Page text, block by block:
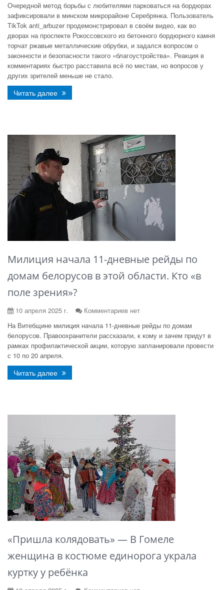
Очередной метод борьбы с любителями парковаться на бордюрах
зафиксировали в минском микрорайоне Серебрянка. Пользователь
TikTok anti_arbuzer продемонстрировал в своём видео, как во
дворах на проспекте Рокоссовского из бетонного бордюрного камня
торчат ржавые металлические обрубки, и задался вопросом о
законности и безопасности такого «благоустройства». Реакция в
комментариях быстро расставила всё по местам, но вопросов у
других зрителей меньше не стало.
Читать далее
Милиция начала 11-дневные рейды по
домам белорусов в этой области. Кто «в
поле зрения»?
10 апреля 2025 г.
Комментариев нет
На Витебщине милиция начала 11-дневные рейды по домам
белорусов. Правоохранители рассказали, к кому и зачем придут в
рамках профилактической акции, которую запланировали провести
с 10 по 20 апреля.
Читать далее
«Пришла колядовать» — В Гомеле
женщина в костюме единорога украла
куртку у ребёнка